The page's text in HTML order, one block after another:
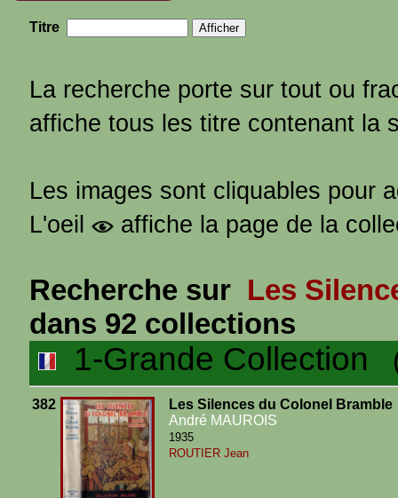
Titre
La recherche porte sur tout ou
affiche tous les titre contenant la
Les images sont cliquables pour
L'oeil
affiche la page de la
Recherche sur Les
dans 92 collections
1-Grande Collection
382
Les Silences du Colonel Bramble
André MAUROIS
1935
ROUTIER Jean